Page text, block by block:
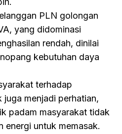
PLN golongan
yang didominasi
rendah, dinilai
kebutuhan daya
terhadap
juga menjadi perhatian,
padam masyarakat tidak
energi untuk memasak.